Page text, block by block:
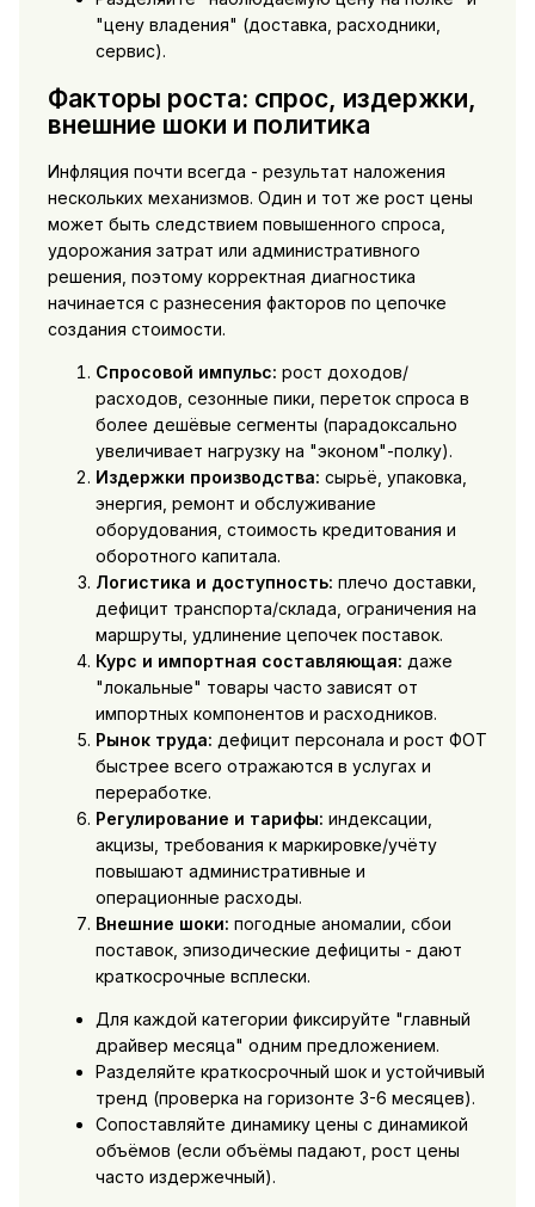
"цену владения" (доставка, расходники,
сервис).
Факторы роста: спрос, издержки,
внешние шоки и политика
Инфляция почти всегда - результат наложения
нескольких механизмов. Один и тот же рост цены
может быть следствием повышенного спроса,
удорожания затрат или административного
решения, поэтому корректная диагностика
начинается с разнесения факторов по цепочке
создания стоимости.
Спросовой импульс: рост доходов/
расходов, сезонные пики, переток спроса в
более дешёвые сегменты (парадоксально
увеличивает нагрузку на "эконом"-полку).
Издержки производства: сырьё, упаковка,
энергия, ремонт и обслуживание
оборудования, стоимость кредитования и
оборотного капитала.
Логистика и доступность: плечо доставки,
дефицит транспорта/склада, ограничения на
маршруты, удлинение цепочек поставок.
Курс и импортная составляющая: даже
"локальные" товары часто зависят от
импортных компонентов и расходников.
Рынок труда: дефицит персонала и рост ФОТ
быстрее всего отражаются в услугах и
переработке.
Регулирование и тарифы: индексации,
акцизы, требования к маркировке/учёту
повышают административные и
операционные расходы.
Внешние шоки: погодные аномалии, сбои
поставок, эпизодические дефициты - дают
краткосрочные всплески.
Для каждой категории фиксируйте "главный
драйвер месяца" одним предложением.
Разделяйте краткосрочный шок и устойчивый
тренд (проверка на горизонте 3-6 месяцев).
Сопоставляйте динамику цены с динамикой
объёмов (если объёмы падают, рост цены
часто издержечный).